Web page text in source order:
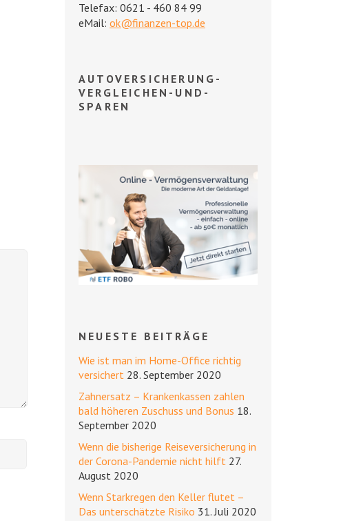
Telefax: 0621 - 460 84 99
eMail: ok@finanzen-top.de
AUTOVERSICHERUNG-
VERGLEICHEN-UND-
SPAREN
NEUESTE BEITRÄGE
Wie ist man im Home-Office richtig
versichert 28. September 2020
Zahnersatz – Krankenkassen zahlen
bald höheren Zuschuss und Bonus 18.
September 2020
Wenn die bisherige Reiseversicherung in
der Corona-Pandemie nicht hilft 27.
August 2020
Wenn Starkregen den Keller flutet –
Das unterschätzte Risiko 31. Juli 2020